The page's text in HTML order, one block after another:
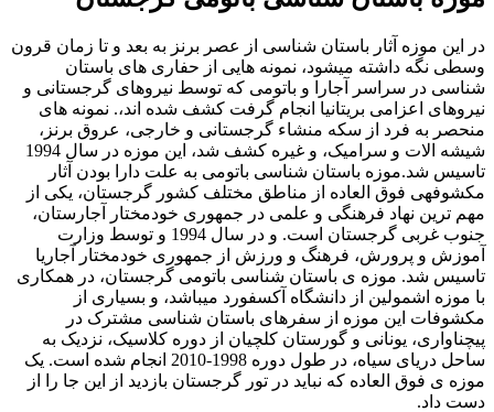
در این موزه آثار باستان شناسی از عصر برنز به بعد و تا زمان قرون
وسطی نگه داشته میشود، نمونه هایی از حفاری های باستان
شناسی در سراسر آجارا و باتومی که توسط نیروهای گرجستانی و
نیروهای اعزامی بریتانیا انجام گرفت کشف شده اند،. نمونه های
منحصر به فرد از سکه منشاء گرجستانی و خارجی، عروق برنز،
شیشه الات و سرامیک، و غیره کشف شد، این موزه در سال 1994
تاسیس شد.موزه باستان شناسی باتومی به علت دارا بودن آثار
مکشوفهی فوق العاده از مناطق مختلف کشور گرجستان، یکی از
مهم ترین نهاد فرهنگی و علمی در جمهوری خودمختار آجارستان،
جنوب غربی گرجستان است. و در سال 1994 و توسط وزارت
آموزش و پرورش، فرهنگ و ورزش از جمهوری خودمختار آجاریا
تاسیس شد. موزه ی باستان شناسی باتومی گرجستان، در همکاری
با موزه اشمولین از دانشگاه آکسفورد میباشد، و بسیاری از
مکشوفات این موزه از سفرهای باستان شناسی مشترک در
پیچناواری، یونانی و گورستان کلچیان از دوره کلاسیک، نزدیک به
ساحل دریای سیاه، در طول دوره 1998-2010 انجام شده است. یک
موزه ی فوق العاده که نباید در تور گرجستان بازدید از این جا را از
دست داد.